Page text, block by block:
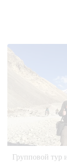
Групповой тур